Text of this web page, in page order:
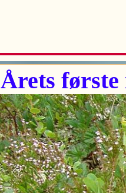
Årets første